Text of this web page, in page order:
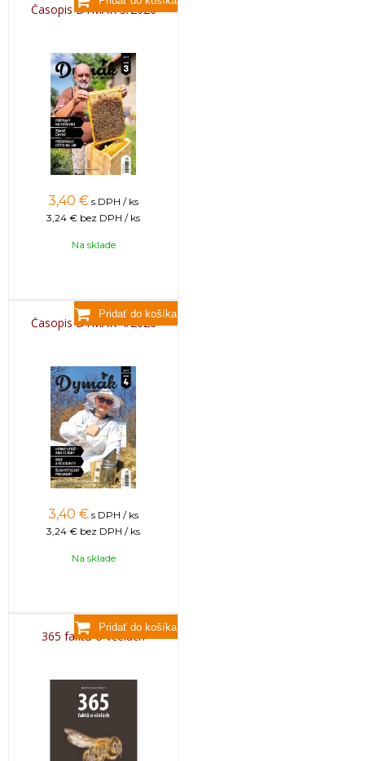
Časopis DYMÁK 3/2026
3,40 € s DPH / ks
3,24 € bez DPH / ks
Na sklade
Časopis DYMÁK 4/2026
3,40 € s DPH / ks
3,24 € bez DPH / ks
Na sklade
365 faktů o včelách